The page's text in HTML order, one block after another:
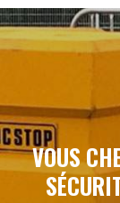
VOUS